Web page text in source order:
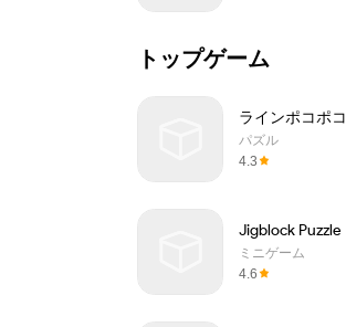
トップゲーム
ラインポコポコ
パズル
4.3
Jigblock Puzzle
ミニゲーム
4.6